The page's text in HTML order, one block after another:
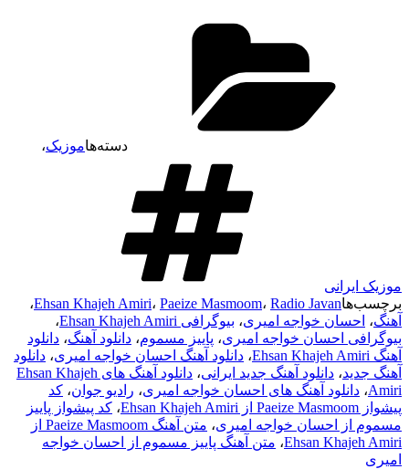
دسته‌هاموزیک،
موزیک ایرانی
برچسب‌ها
Ehsan Khajeh Amiri، Paeize Masmoom، Radio Javan
،
آهنگ، احسان خواجه امیری، بیوگرافی Ehsan Khajeh Amiri
،
بیوگرافی احسان خواجه امیری، پاییز مسموم، دانلود آهنگ، دانلود
آهنگ Ehsan Khajeh Amiri
، دانلود آهنگ احسان خواجه امیری، دانلود
آهنگ جدید، دانلود آهنگ جدید ایرانی،
دانلود آهنگ های Ehsan Khajeh
Amiri، دانلود آهنگ های احسان خواجه امیری، رادیو جوان، کد
پیشواز Paeize Masmoom از Ehsan Khajeh Amiri
، کد پیشواز پاییز
مسموم از احسان خواجه امیری،
متن آهنگ Paeize Masmoom از
Ehsan Khajeh Amiri، متن آهنگ پاییز مسموم از احسان خواجه
امیری